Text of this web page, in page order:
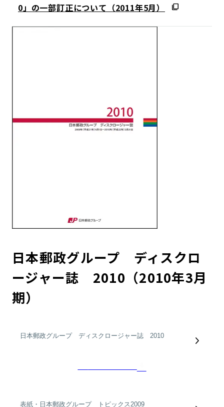
0」の一部訂正について（2011年5月）
日本郵政グループ ディスクロ
ージャー誌 2010（2010年3月
期）